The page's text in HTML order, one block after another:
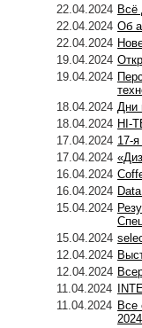
22.04.2024 Всё
22.04.2024 Об
22.04.2024
19.04.2024
19.04.2024
18.04.2024 Дни
18.04.2024 HI-
17.04.2024 17-
17.04.2024
16.04.2024
16.04.2024
15.04.2024
15.04.2024
12.04.2024
12.04.2024
11.04.2024
11.04.2024 Все